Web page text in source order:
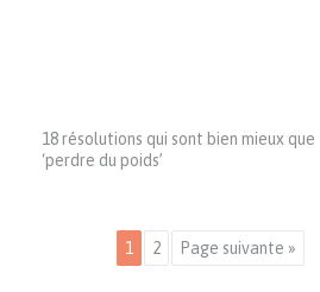
18 résolutions qui sont bien mieux que
‘perdre du poids’
1 2 Page suivante »